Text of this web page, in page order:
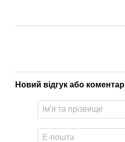
Новий відгук або коментар